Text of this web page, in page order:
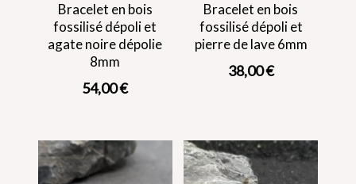
Bracelet en bois
fossilisé dépoli et
agate noire dépolie
8mm
54,00€
Bracelet en bois
fossilisé dépoli et
pierre de lave 6mm
38,00€